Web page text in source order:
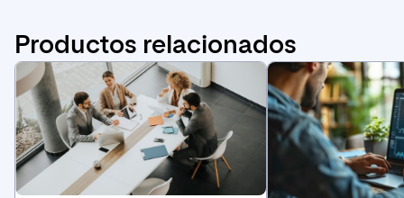
Productos relacionados